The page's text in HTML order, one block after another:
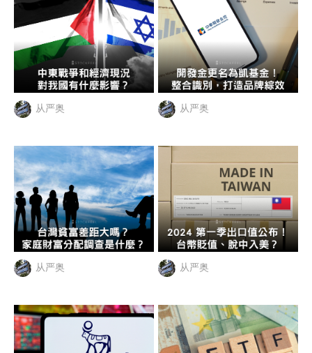
从严奥 从严奥
从严奥 从严奥